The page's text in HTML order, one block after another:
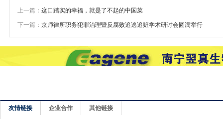
上一篇： 这口踏实的幸福，就是了不起的中国菜
下一篇： 京师律所职务犯罪治理暨反腐败追逃追赃学术研讨会圆满举行
友情链接 企业合作 其他链接